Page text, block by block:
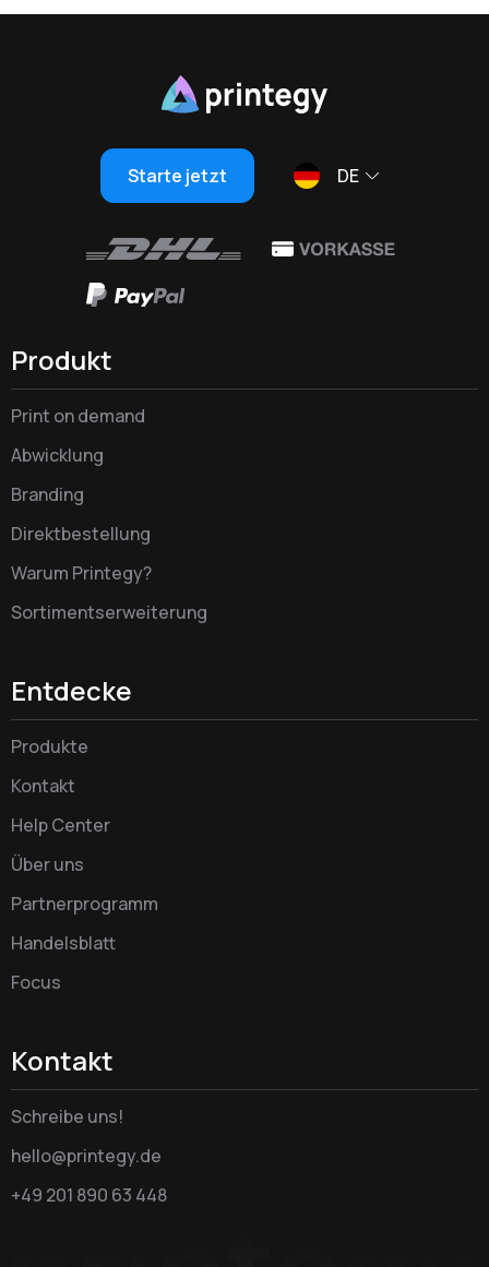
Starte jetzt DE
Produkt
Print on demand
Abwicklung
Branding
Direktbestellung
Warum Printegy?
Sortimentserweiterung
Entdecke
Produkte
Kontakt
Help Center
Über uns
Partnerprogramm
Handelsblatt
Focus
Kontakt
Schreibe uns!
hello@printegy.de
+49 201 890 63 448